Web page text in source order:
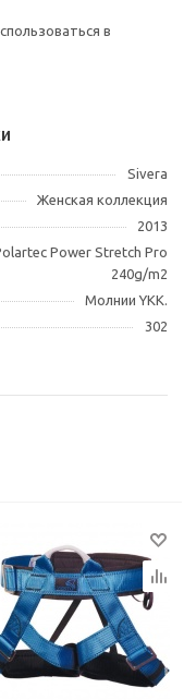
в
Sivera
Женская коллекция
2013
Power Stretch Pro
240g/m2
Молнии YKK.
302